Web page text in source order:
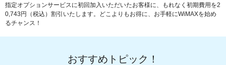
指定オプションサービスに初回加入いただいたお客様に、もれなく初期費用を2
0,743円（税込）割引いたします。どこよりもお得に、お手軽にWiMAXを始め
るチャンス！
おすすめトピック！